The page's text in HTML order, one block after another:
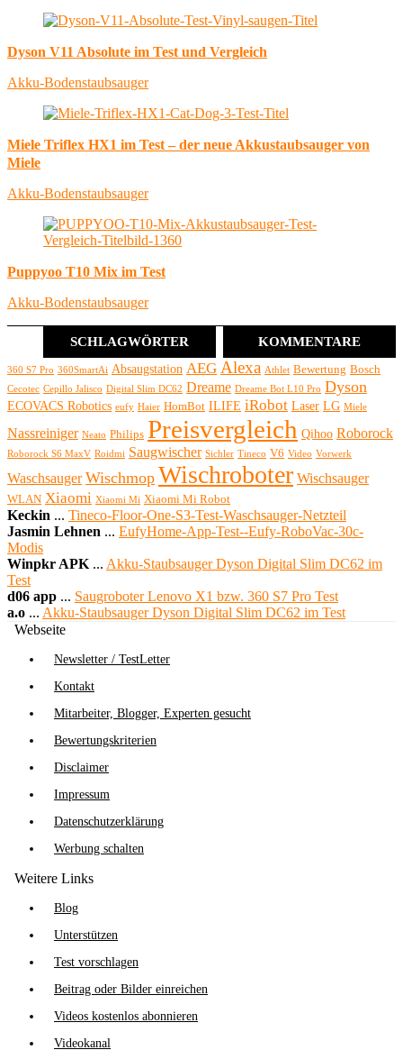
Dyson V11 Absolute im Test und Vergleich
Akku-Bodenstaubsauger
Miele Triflex HX1 im Test – der neue Akkustaubsauger von
Miele
Akku-Bodenstaubsauger
Puppyoo T10 Mix im Test
Akku-Bodenstaubsauger
SCHLAGWÖRTER KOMMENTARE
360 S7 Pro 360SmartAi Absaugstation AEG Alexa Athlet Bewertung Bosch
Cecotec Cepillo Jalisco Digital Slim DC62 Dreame Dreame Bot L10 Pro Dyson
ECOVACS Robotics eufy Haier HomBot ILIFE iRobot Laser LG Miele
Nassreiniger Neato Philips Preisvergleich Qihoo Roborock
Roborock S6 MaxV Roidmi Saugwischer Sichler Tineco V6 Video Vorwerk
Waschsauger Wischmop Wischroboter Wischsauger
WLAN Xiaomi Xiaomi Mi Xiaomi Mi Robot
Keckin ... Tineco-Floor-One-S3-Test-Waschsauger-Netzteil
Jasmin Lehnen ... EufyHome-App-Test--Eufy-RoboVac-30c-
Modis
Winpkr APK ... Akku-Staubsauger Dyson Digital Slim DC62 im
Test
d06 app ... Saugroboter Lenovo X1 bzw. 360 S7 Pro Test
a.o ... Akku-Staubsauger Dyson Digital Slim DC62 im Test
Webseite
Newsletter / TestLetter
Kontakt
Mitarbeiter, Blogger, Experten gesucht
Bewertungskriterien
Disclaimer
Impressum
Datenschutzerklärung
Werbung schalten
Weitere Links
Blog
Unterstützen
Test vorschlagen
Beitrag oder Bilder einreichen
Videos kostenlos abonnieren
Videokanal